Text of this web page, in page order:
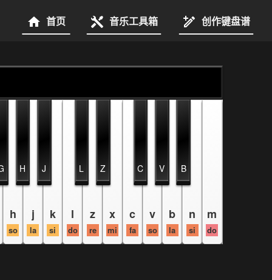
首页 音乐工具箱 创作键盘谱
h
so
j
la
k
si
l
do
z
re
x
mi
c
fa
v
so
b
la
n
si
m
do
H J L Z C V B